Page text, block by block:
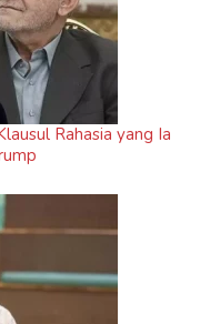
Rahasia yang Ia